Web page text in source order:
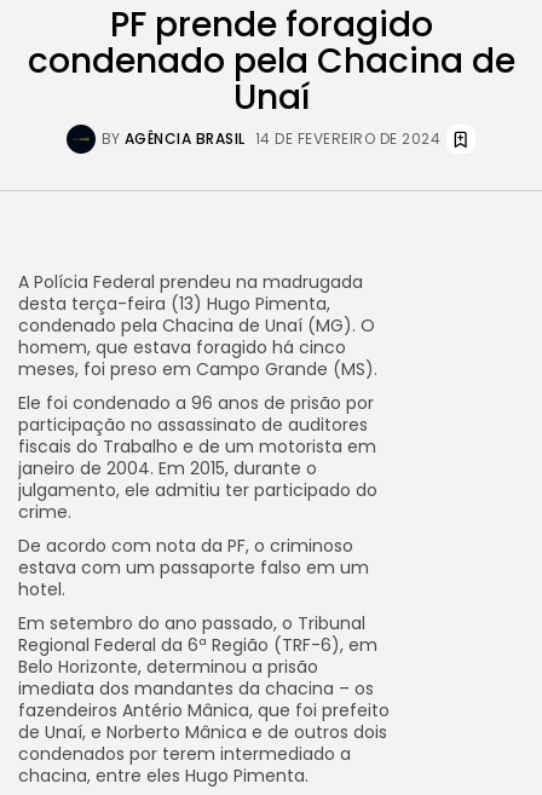
PF prende foragido
condenado pela Chacina de
Unaí
BY AGÊNCIA BRASIL 14 DE FEVEREIRO DE 2024
A Polícia Federal prendeu na madrugada
desta terça-feira (13) Hugo Pimenta,
condenado pela Chacina de Unaí (MG). O
homem, que estava foragido há cinco
meses, foi preso em Campo Grande (MS).
Ele foi condenado a 96 anos de prisão por
participação no assassinato de auditores
fiscais do Trabalho e de um motorista em
janeiro de 2004. Em 2015, durante o
julgamento, ele admitiu ter participado do
crime.
De acordo com nota da PF, o criminoso
estava com um passaporte falso em um
hotel.
Em setembro do ano passado, o Tribunal
Regional Federal da 6ª Região (TRF-6), em
Belo Horizonte, determinou a prisão
imediata dos mandantes da chacina – os
fazendeiros Antério Mânica, que foi prefeito
de Unaí, e Norberto Mânica e de outros dois
condenados por terem intermediado a
chacina, entre eles Hugo Pimenta.